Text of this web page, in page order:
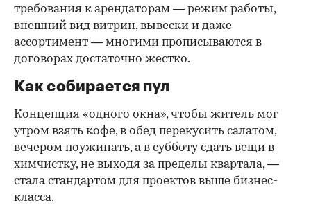
требования к арендаторам — режим работы,
внешний вид витрин, вывески и даже
ассортимент — многими прописываются в
договорах достаточно жестко.
Как собирается пул
Концепция «одного окна», чтобы житель мог
утром взять кофе, в обед перекусить салатом,
вечером поужинать, а в субботу сдать вещи в
химчистку, не выходя за пределы квартала, —
стала стандартом для проектов выше бизнес-
класса.